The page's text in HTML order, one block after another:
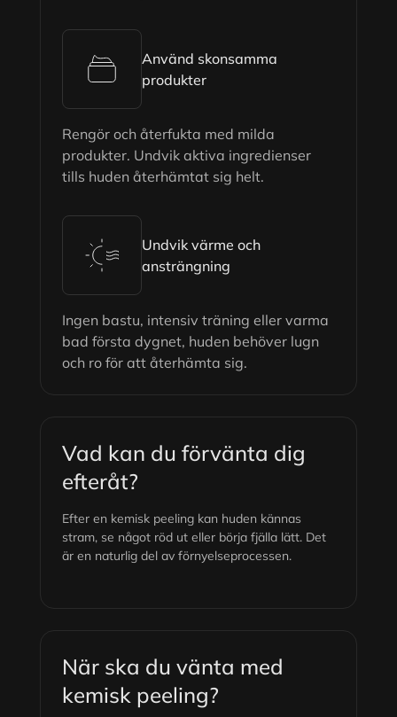
Använd skonsamma
produkter
Rengör och återfukta med milda
produkter. Undvik aktiva ingredienser
tills huden återhämtat sig helt.
Undvik värme och
ansträngning
Ingen bastu, intensiv träning eller varma
bad första dygnet, huden behöver lugn
och ro för att återhämta sig.
Vad kan du förvänta dig
efteråt?
Efter en kemisk peeling kan huden kännas
stram, se något röd ut eller börja fjälla lätt. Det
är en naturlig del av förnyelseprocessen.
När ska du vänta med
kemisk peeling?